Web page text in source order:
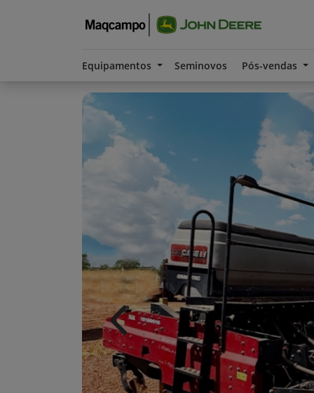
Equipamentos Seminovos Pós-vendas
Previous